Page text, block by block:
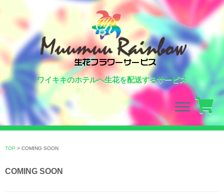
to
ワイキキのホテルへ生花を配送するサービス
TOP > COMING SOON
COMING SOON